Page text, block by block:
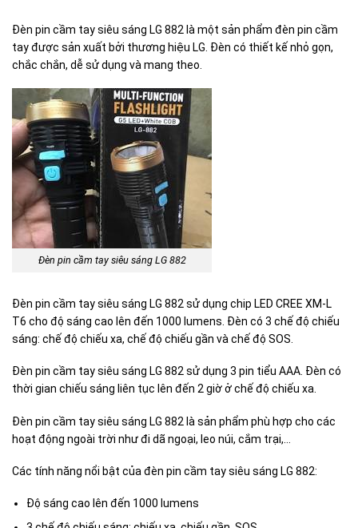
Đèn pin cầm tay siêu sáng LG 882 là một sản phẩm đèn pin cầm
tay được sản xuất bởi thương hiệu LG. Đèn có thiết kế nhỏ gọn,
chắc chắn, dễ sử dụng và mang theo.
Đèn pin cầm tay siêu sáng LG 882
Đèn pin cầm tay siêu sáng LG 882 sử dụng chip LED CREE XM-L
T6 cho độ sáng cao lên đến 1000 lumens. Đèn có 3 chế độ chiếu
sáng: chế độ chiếu xa, chế độ chiếu gần và chế độ SOS.
Đèn pin cầm tay siêu sáng LG 882 sử dụng 3 pin tiểu AAA. Đèn có
thời gian chiếu sáng liên tục lên đến 2 giờ ở chế độ chiếu xa.
Đèn pin cầm tay siêu sáng LG 882 là sản phẩm phù hợp cho các
hoạt động ngoài trời như đi dã ngoại, leo núi, cắm trại,…
Các tính năng nổi bật của đèn pin cầm tay siêu sáng LG 882:
Độ sáng cao lên đến 1000 lumens